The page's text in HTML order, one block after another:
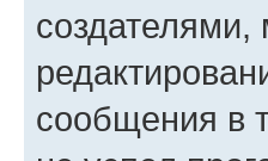
сообщения в